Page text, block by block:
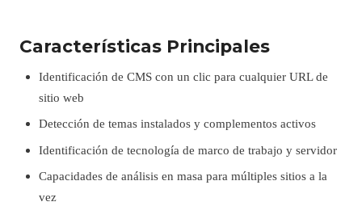
Características Principales
Identificación de CMS con un clic para cualquier URL de
sitio web
Detección de temas instalados y complementos activos
Identificación de tecnología de marco de trabajo y servidor
Capacidades de análisis en masa para múltiples sitios a la
vez